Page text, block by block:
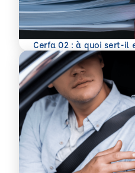
Cerfa 02 : à quoi sert-il
En savoir plus